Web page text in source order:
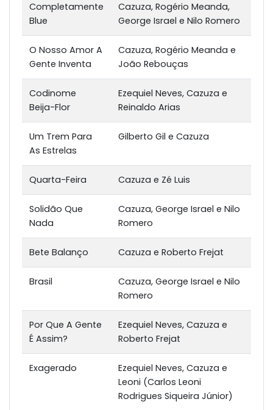
Completamente
Blue
Cazuza, Rogério Meanda,
George Israel e Nilo Romero
O Nosso Amor A
Gente Inventa
Cazuza, Rogério Meanda e
João Rebouças
Codinome
Beija-Flor
Ezequiel Neves, Cazuza e
Reinaldo Arias
Um Trem Para
As Estrelas
Gilberto Gil e Cazuza
Quarta-Feira Cazuza e Zé Luis
Solidão Que
Nada
Cazuza, George Israel e Nilo
Romero
Bete Balanço Cazuza e Roberto Frejat
Brasil
Cazuza, George Israel e Nilo
Romero
Por Que A Gente
É Assim?
Ezequiel Neves, Cazuza e
Roberto Frejat
Exagerado
Ezequiel Neves, Cazuza e
Leoni (Carlos Leoni
Rodrigues Siqueira Júnior)